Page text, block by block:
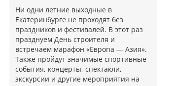
Ни одни летние выходные в
Екатеринбурге не проходят без
праздников и фестивалей. В этот раз
празднуем День строителя и
встречаем марафон «Европа — Азия».
Также пройдут значимые спортивные
события, концерты, спектакли,
экскурсии и другие мероприятия на